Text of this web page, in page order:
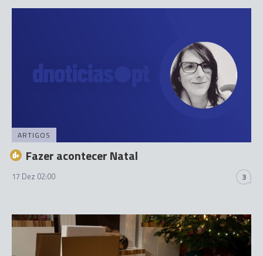
ARTIGOS
Fazer acontecer Natal
17 Dez 02:00 3